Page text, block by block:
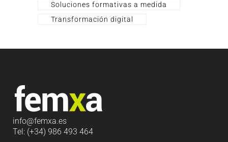
Soluciones formativas a medida
Transformación digital
info@femxa.es
Tel: (+34) 986 493 464